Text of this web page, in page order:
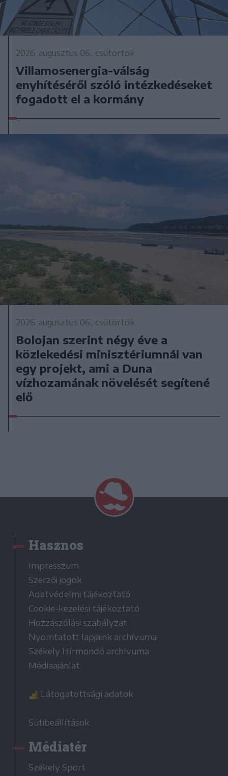
2026. augusztus 06., csütörtök
Villamosenergia-válság
enyhítéséről szóló intézkedéseket
fogadott el a kormány
2026. augusztus 06., csütörtök
Bolojan szerint négy éve a
közlekedési minisztériumnál van
egy projekt, ami a Duna
vízhozamának növelését segítené
elő
Hasznos
Impresszum
Szerzői jogok
Adatvédelmi tájékoztató
Cookie-kezelési tájékoztató
Hozzászólási szabályzat
Nyomtatott lapjaink archívuma
Székely Hírmondó archívuma
Médiaajánlat
Látogatottsági adatok
Sütibeállítások
Médiatér
Székely Sport